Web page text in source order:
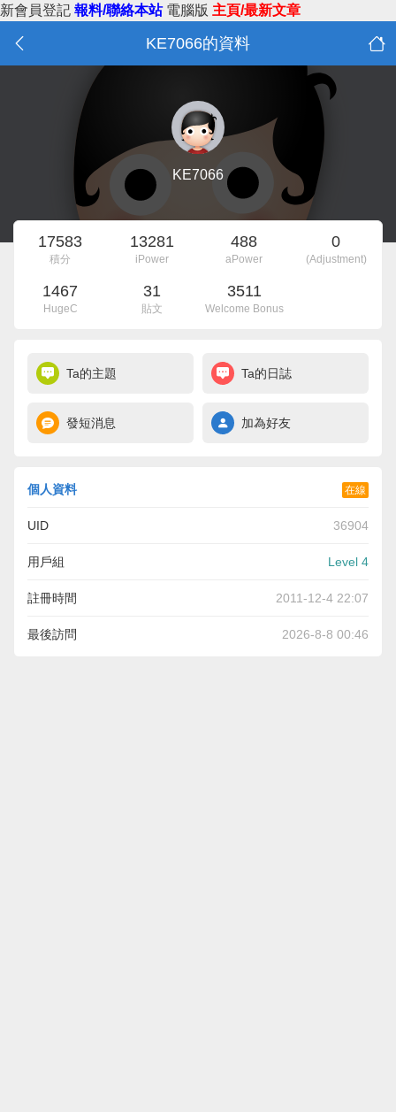
新會員登記 報料/聯絡本站 電腦版 主頁/最新文章
KE7066的資料
KE7066
17583
積分
13281
iPower
488
aPower
0
(Adjustment)
1467
HugeC
31
貼文
3511
Welcome Bonus
Ta的主題 Ta的日誌
發短消息 加為好友
個人資料 在線
UID 36904
用戶組 Level 4
註冊時間 2011-12-4 22:07
最後訪問 2026-8-8 00:46